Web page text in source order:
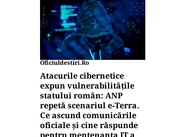
informații false
POLITICĂ
Bolojan acuză PSD
România în faza
Puterea Financiara
CNAIR:
începe la 1
Puterea Financiara